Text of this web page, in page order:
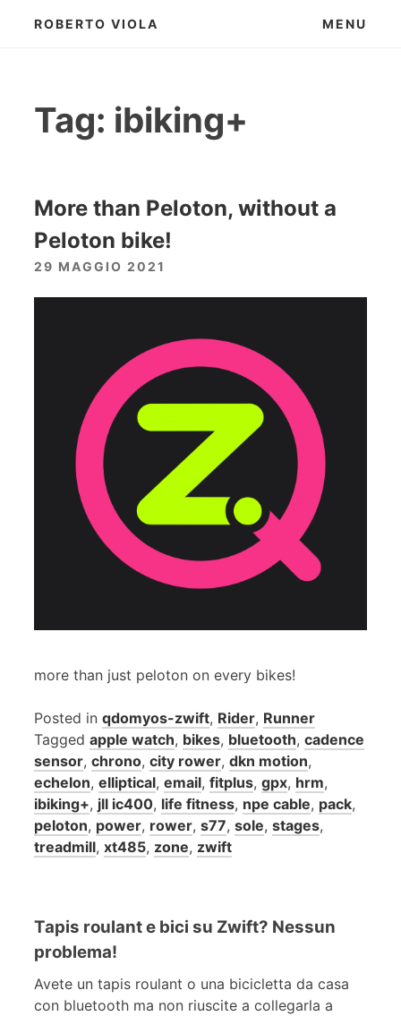
ROBERTO VIOLA MENU
Tag: ibiking+
More than Peloton, without a
Peloton bike!
29 MAGGIO 2021
more than just peloton on every bikes!
Posted in qdomyos-zwift, Rider, Runner
Tagged apple watch, bikes, bluetooth, cadence
sensor, chrono, city rower, dkn motion,
echelon, elliptical, email, fitplus, gpx, hrm,
ibiking+, jll ic400, life fitness, npe cable, pack,
peloton, power, rower, s77, sole, stages,
treadmill, xt485, zone, zwift
Tapis roulant e bici su Zwift? Nessun
problema!
Avete un tapis roulant o una bicicletta da casa
con bluetooth ma non riuscite a collegarla a